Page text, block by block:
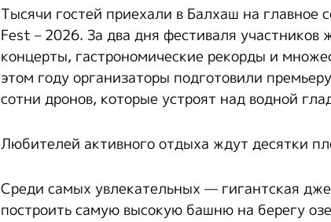
Тысячи гостей приехали в Балхаш на главное
Fest – 2026. За два дня фестиваля участников
концерты, гастрономические рекорды и
этом году организаторы подготовили
сотни дронов, которые устроят над водной
Любителей активного отдыха ждут десятки
Среди самых увлекательных — гигантская
построить самую высокую башню на берегу